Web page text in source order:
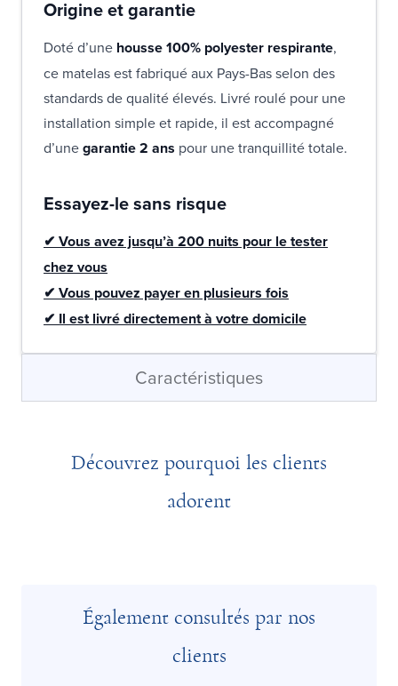
Origine et garantie
Doté d’une housse 100% polyester respirante,
ce matelas est fabriqué aux Pays-Bas selon des
standards de qualité élevés. Livré roulé pour une
installation simple et rapide, il est accompagné
d’unegarantie 2 ans pour une tranquillité totale.
Essayez-le sans risque
✔ Vous avez jusqu’à 200 nuits pour le tester
chez vous
✔ Vous pouvez payer en plusieurs fois
✔ Il est livré directement à votre domicile
Caractéristiques
Découvrez pourquoi les clients
adorent
Également consultés par nos
clients